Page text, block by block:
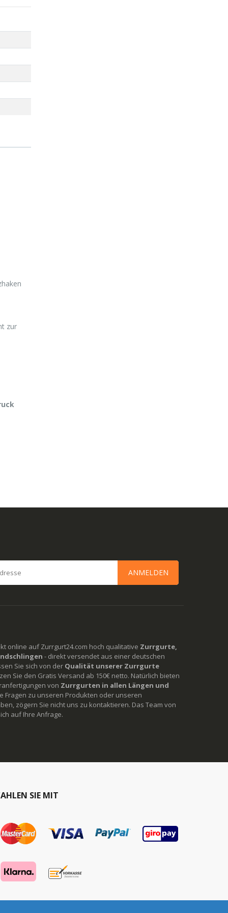
zur
ANMELDEN
online auf Zurrgurt24.com hoch qualitative Zurrgurte,
- direkt versendet aus einer deutschen
Sie sich von der Qualität unserer Zurrgurte
Sie den Gratis Versand ab 150€ netto. Natürlich bieten
von Zurrgurten in allen Längen und
Fragen zu unseren Produkten oder unseren
zögern Sie nicht uns zu kontaktieren. Das Team von
auf Ihre Anfrage.
SIE MIT